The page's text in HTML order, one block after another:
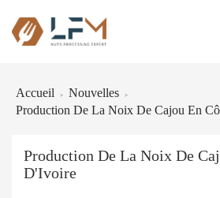
Accueil > Nouvelles >
Production De La Noix De Cajou En
Production De La Noix De
D'Ivoire